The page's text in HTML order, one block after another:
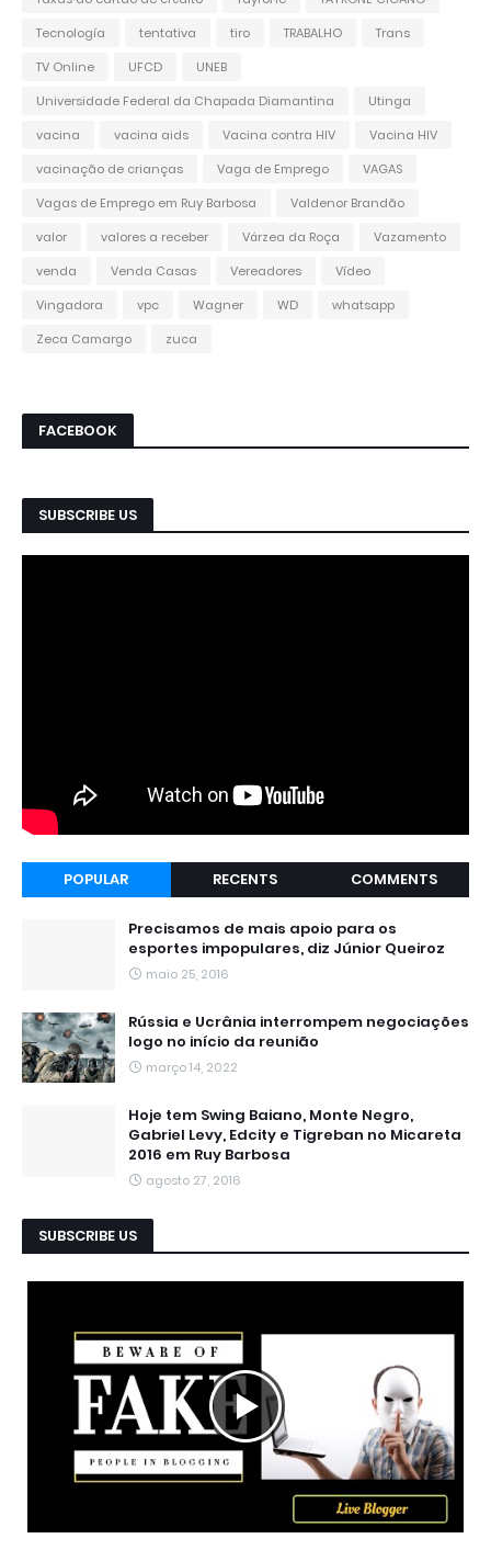
Tecnología
tentativa tiro TRABALHO
Trans
TV Online
UFCD
UNEB
Universidade Federal da Chapada Diamantina
Utinga
vacina
vacina aids Vacina contra HIV
Vacina HIV
vacinação de crianças
Vaga de Emprego
VAGAS
Vagas de Emprego em Ruy Barbosa
Valdenor Brandão
valor
valores a receber Várzea da Roça
Vazamento
venda
Venda Casas Vereadores
Vídeo
Vingadora
vpc Wagner WD
whatsapp
Zeca Camargo
zuca
FACEBOOK
SUBSCRIBE US
POPULAR RECENTS COMMENTS
Precisamos de mais apoio para os
esportes impopulares, diz Júnior Queiroz
maio 25, 2016
Rússia e Ucrânia interrompem negociações
logo no início da reunião
março 14, 2022
Hoje tem Swing Baiano, Monte Negro,
Gabriel Levy, Edcity e Tigreban no Micareta
2016 em Ruy Barbosa
agosto 27, 2016
SUBSCRIBE US